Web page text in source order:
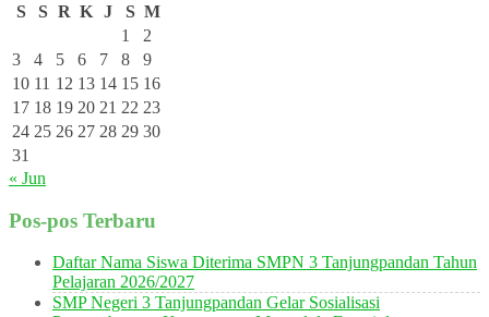
S
S R K J S M
1
2
3
4 5 6 7 8
9
10 11 12 13 14 15 16
17 18 19 20 21 22 23
24 25 26 27 28 29 30
31
« Jun
Pos-pos Terbaru
Daftar Nama Siswa Diterima SMPN 3 Tanjungpandan Tahun
Pelajaran 2026/2027
SMP Negeri 3 Tanjungpandan Gelar Sosialisasi